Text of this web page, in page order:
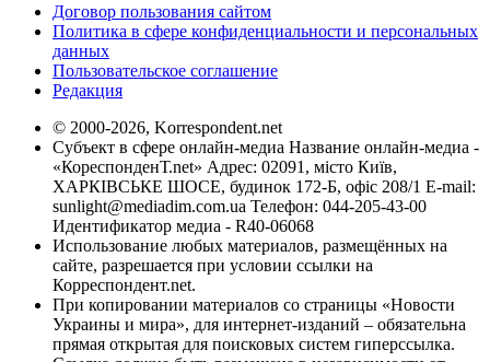
Договор пользования сайтом
Политика в сфере конфиденциальности и персональных
данных
Пользовательское соглашение
Редакция
© 2000-2026, Korrespondent.net
Субъект в сфере онлайн-медиа Название онлайн-медиа -
«КореспонденТ.net» Адрес: 02091, місто Київ,
ХАРКІВСЬКЕ ШОСЕ, будинок 172-Б, офіс 208/1 E-mail:
sunlight@mediadim.com.ua Телефон: 044-205-43-00
Идентификатор медиа - R40-06068
Использование любых материалов, размещённых на
сайте, разрешается при условии ссылки на
Корреспондент.net.
При копировании материалов со страницы «Новости
Украины и мира», для интернет-изданий – обязательна
прямая открытая для поисковых систем гиперссылка.